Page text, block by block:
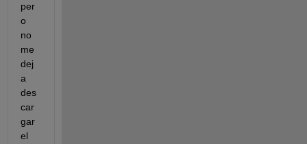
per
o
no
me
dej
a
des
car
gar
el